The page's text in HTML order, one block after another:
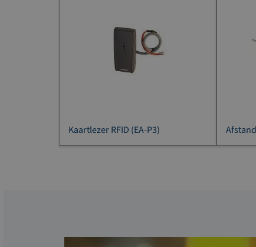
Kaartlezer RFID (EA-P3)